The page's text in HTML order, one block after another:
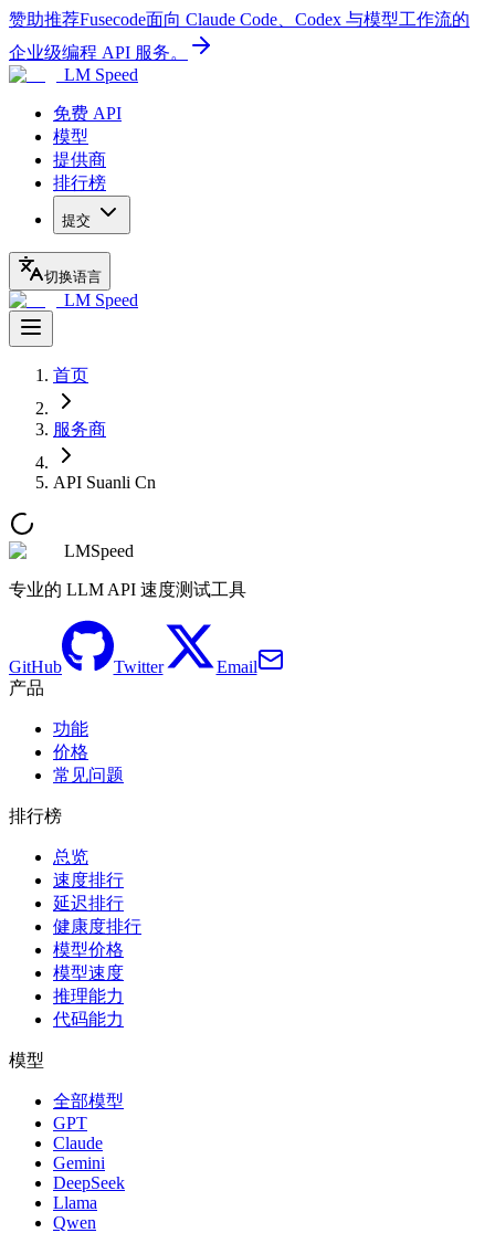
赞助推荐Fusecode面向 Claude Code、Codex 与模型工作流的
企业级编程 API 服务。
LM Speed
免费 API
模型
提供商
排行榜
提交
切换语言
LM Speed
首页
服务商
API Suanli Cn
LMSpeed
专业的 LLM API 速度测试工具
GitHub Twitter
Email
产品
功能
价格
常见问题
排行榜
总览
速度排行
延迟排行
健康度排行
模型价格
模型速度
推理能力
代码能力
模型
全部模型
GPT
Claude
Gemini
DeepSeek
Llama
Qwen